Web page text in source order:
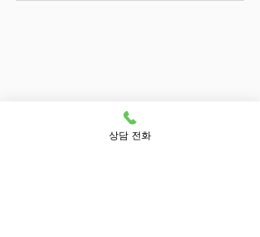
상담 전화